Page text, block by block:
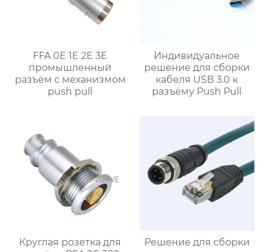
FFA 0E 1E 2E 3E
промышленный
разъём с механизмом
push pull
Индивидуальное
решение для сборки
кабеля USB 3.0 к
разъёму Push Pull
Круглая розетка для
Решение для сборки